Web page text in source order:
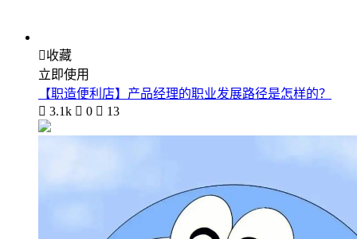
收藏
立即使用
【职造便利店】产品经理的职业发展路径是怎样的？
 3.1k  0  13